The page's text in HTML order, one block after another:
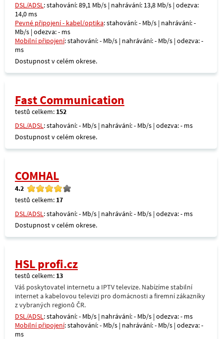
DSL/ADSL: stahování: 89,1 Mb/s | nahrávání: 13,8 Mb/s | odezva:
14,0 ms
Pevné připojení - kabel/optika: stahování: - Mb/s | nahrávání: -
Mb/s | odezva: - ms
Mobilní připojení: stahování: - Mb/s | nahrávání: - Mb/s | odezva: -
ms
Dostupnost v celém okrese.
Fast Communication
testů celkem: 152
DSL/ADSL: stahování: - Mb/s | nahrávání: - Mb/s | odezva: - ms
Dostupnost v celém okrese.
COMHAL
4.2
testů celkem: 17
DSL/ADSL: stahování: - Mb/s | nahrávání: - Mb/s | odezva: - ms
Dostupnost v celém okrese.
HSL profi.cz
testů celkem: 13
Váš poskytovatel internetu a IPTV televize. Nabízíme stabilní
internet a kabelovou televizi pro domácnosti a firemní zákazníky
z vybraných regionů ČR.
DSL/ADSL: stahování: - Mb/s | nahrávání: - Mb/s | odezva: - ms
Mobilní připojení: stahování: - Mb/s | nahrávání: - Mb/s | odezva: -
ms